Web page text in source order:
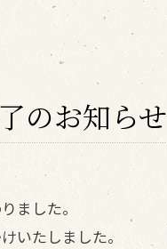
のお知らせ
ました。
いたしました。